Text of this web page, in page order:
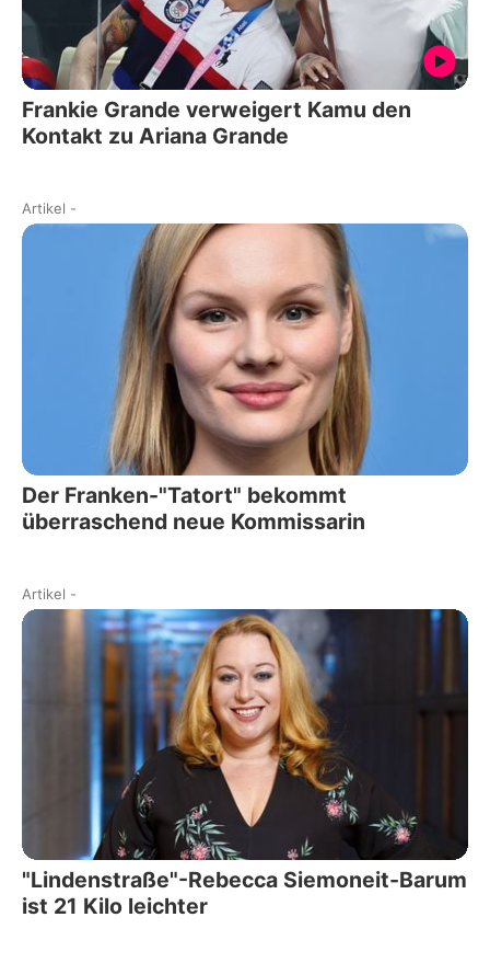
Frankie Grande verweigert Kamu den
Kontakt zu Ariana Grande
Artikel -
Der Franken-"Tatort" bekommt
überraschend neue Kommissarin
Artikel -
"Lindenstraße"-Rebecca Siemoneit-Barum
ist 21 Kilo leichter